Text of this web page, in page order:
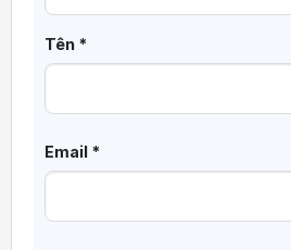
Tên *
Email *